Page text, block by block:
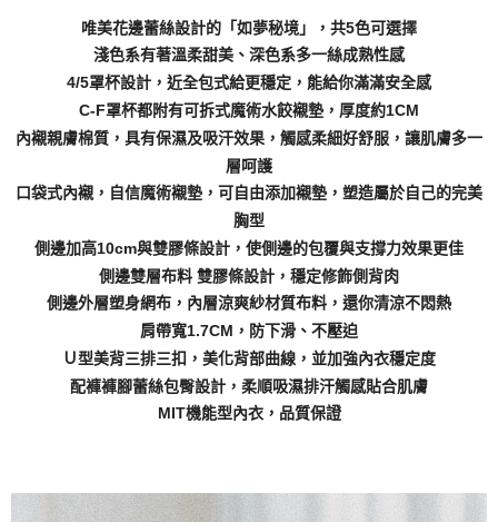
每筆NT$100
貨到付款
每筆NT$110，滿NT$1,000(含以上)免運費
唯美花邊蕾絲設計的「如夢秘境」，共5色可選擇
淺色系有著溫柔甜美、深色系多一絲成熟性感
4/5罩杯設計，近全包式給更穩定，能給你滿滿安全感
C-F罩杯都附有可拆式魔術水餃襯墊，厚度約1CM
內襯親膚棉質，具有保濕及吸汗效果，觸感柔細好舒服，讓肌膚多一
層呵護
口袋式內襯，自信魔術襯墊，可自由添加襯墊，塑造屬於自己的完美
胸型
側邊加高10cm與雙膠條設計，使側邊的包覆與支撐力效果更佳
側邊雙層布料 雙膠條設計，穩定修飾側背肉
側邊外層塑身網布，內層涼爽紗材質布料，還你清涼不悶熱
肩帶寬1.7CM，防下滑、不壓迫
Ｕ型美背三排三扣，美化背部曲線，並加強內衣穩定度
配褲褲腳蕾絲包臀設計，柔順吸濕排汗觸感貼合肌膚
MIT機能型內衣，品質保證